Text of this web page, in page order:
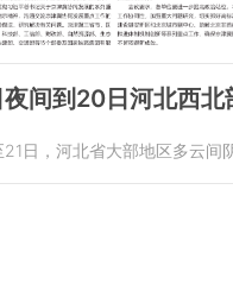
间到20日河北西
21日，河北省大部地区多云间